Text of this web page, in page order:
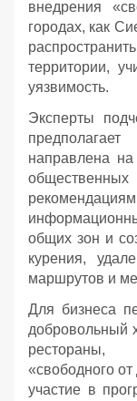
внедрения
городах, как
территории,
уязвимость.
Эксперты
направлена
общих зон и
курения,
маршрутов и
Для бизнеса
добровольный
рестораны,
«свободного
участие в